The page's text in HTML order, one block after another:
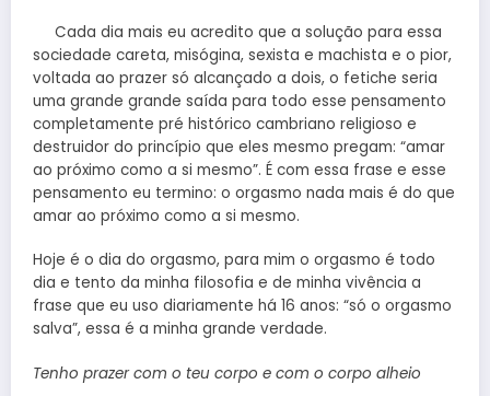
Cada dia mais eu acredito que a solução para essa
sociedade careta, misógina, sexista e machista e o pior,
voltada ao prazer só alcançado a dois, o fetiche seria
uma grande grande saída para todo esse pensamento
completamente pré histórico cambriano religioso e
destruidor do princípio que eles mesmo pregam: “amar
ao próximo como a si mesmo”. É com essa frase e esse
pensamento eu termino: o orgasmo nada mais é do que
amar ao próximo como a si mesmo.
Hoje é o dia do orgasmo, para mim o orgasmo é todo
dia e tento da minha filosofia e de minha vivência a
frase que eu uso diariamente há 16 anos: “só o orgasmo
salva”, essa é a minha grande verdade.
Tenho prazer com o teu corpo e com o corpo alheio